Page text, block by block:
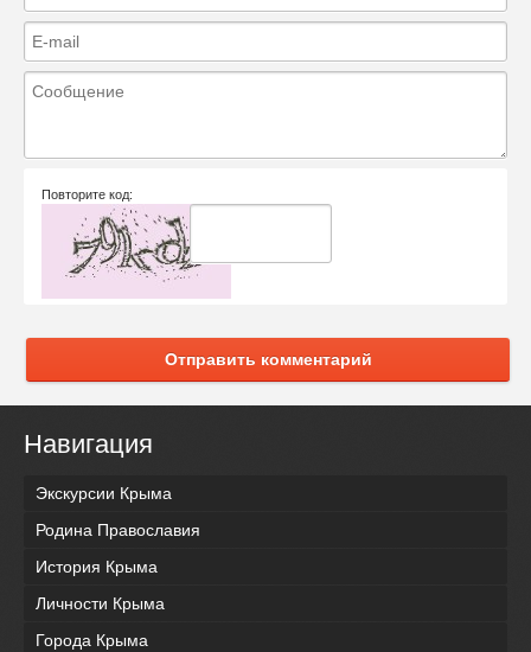
Повторите код:
Отправить комментарий
Навигация
Экскурсии Крыма
Родина Православия
История Крыма
Личности Крыма
Города Крыма